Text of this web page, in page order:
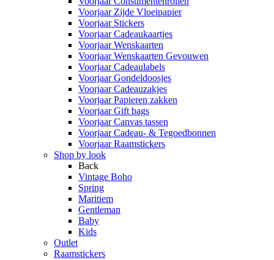
Voorjaar Zijde Vloeipapier
Voorjaar Stickers
Voorjaar Cadeaukaartjes
Voorjaar Wenskaarten
Voorjaar Wenskaarten Gevouwen
Voorjaar Cadeaulabels
Voorjaar Gondeldoosjes
Voorjaar Cadeauzakjes
Voorjaar Papieren zakken
Voorjaar Gift bags
Voorjaar Canvas tassen
Voorjaar Cadeau- & Tegoedbonnen
Voorjaar Raamstickers
Shop by look
Back
Vintage Boho
Spring
Maritiem
Gentleman
Baby
Kids
Outlet
Raamstickers